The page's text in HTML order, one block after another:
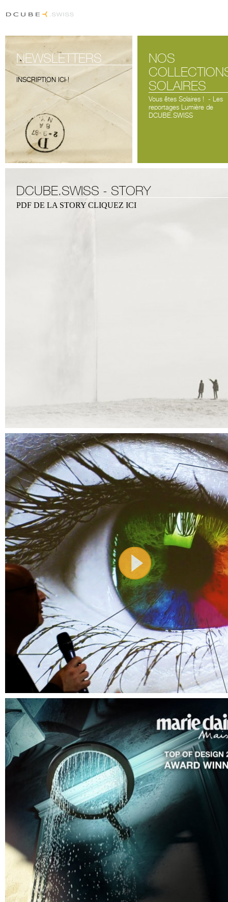
NEWSLETTERS
INSCRIPTION ICI !
DCUBE.SWISS - STORY
PDF DE LA STORY CLIQUEZ ICI
NOS
SOLAIRES
Vous êtes Solaires ! - Les
reportages Lumière de
DCUBE.SWISS